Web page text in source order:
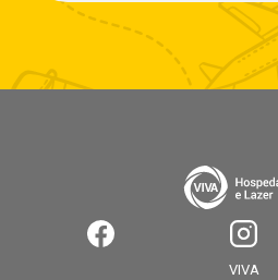
VIVA